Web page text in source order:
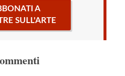
A
SULL'ARTE